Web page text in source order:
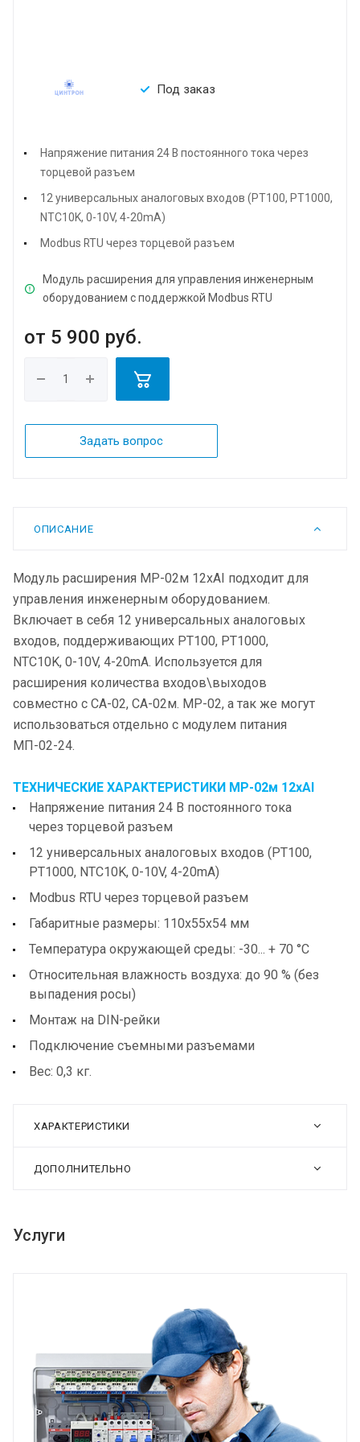
Под заказ
Напряжение питания 24 В постоянного тока через
торцевой разъем
12 универсальных аналоговых входов (PT100, PT1000,
NTC10K, 0-10V, 4-20mA)
Modbus RTU через торцевой разъем
Модуль расширения для управления инженерным
оборудованием с поддержкой Modbus RTU
от 5 900 руб.
Задать вопрос
ОПИСАНИЕ
Модуль расширения МР-02м 12xAI подходит для
управления инженерным оборудованием.
Включает в себя 12 универсальных аналоговых
входов, поддерживающих PT100, PT1000,
NTC10K, 0-10V, 4-20mA. Используется для
расширения количества входов\выходов
совместно с СА-02, СА-02м. МР-02, а так же могут
использоваться отдельно с модулем питания
МП-02-24.
ТЕХНИЧЕСКИЕ ХАРАКТЕРИСТИКИ МР-02м 12xAI
Напряжение питания 24 В постоянного тока
через торцевой разъем
12 универсальных аналоговых входов (PT100,
PT1000, NTC10K, 0-10V, 4-20mA)
Modbus RTU через торцевой разъем
Габаритные размеры: 110x55x54 мм
Температура окружающей среды: -30... + 70 °С
Относительная влажность воздуха: до 90 % (без
выпадения росы)
Монтаж на DIN-рейки
Подключение съемными разъемами
Вес: 0,3 кг.
ХАРАКТЕРИСТИКИ
ДОПОЛНИТЕЛЬНО
Услуги